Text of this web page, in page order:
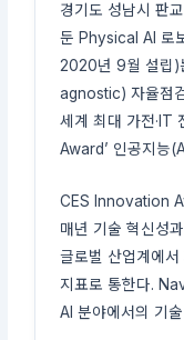
경기도 성남시 판
둔 Physical AI 로
2020년 9월 설립)
agnostic) 자율점
세계 최대 가전·IT
Award’ 인공지능
CES Innovation
매년 기술 혁신성
글로벌 산업계에
지표로 통한다.
AI 분야에서의 기